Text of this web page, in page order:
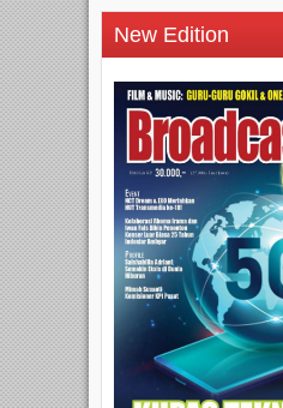
New Edition